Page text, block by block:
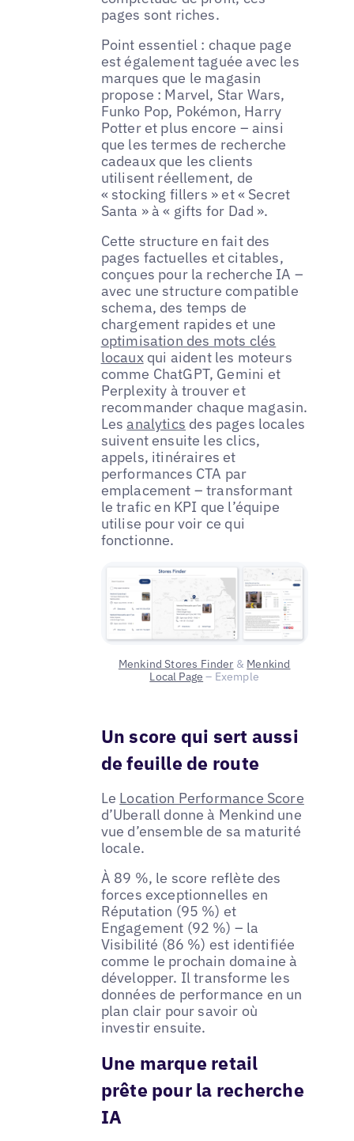
pages sont riches.
Point essentiel : chaque page
est également taguée avec les
marques que le magasin
propose : Marvel, Star Wars,
Funko Pop, Pokémon, Harry
Potter et plus encore – ainsi
que les termes de recherche
cadeaux que les clients
utilisent réellement, de
« stocking fillers » et « Secret
Santa » à « gifts for Dad ».
Cette structure en fait des
pages factuelles et citables,
conçues pour la recherche IA –
avec une structure compatible
schema, des temps de
chargement rapides et une
optimisation des mots clés
locauxqui aident les moteurs
comme ChatGPT, Gemini et
Perplexity à trouver et
recommander chaque magasin.
Lesanalytics des pages locales
suivent ensuite les clics,
appels, itinéraires et
performances CTA par
emplacement – transformant
le trafic en KPI que l’équipe
utilise pour voir ce qui
fonctionne.
Menkind Stores Finder & Menkind
Local Page – Exemple
Un score qui sert aussi
de feuille de route
Le Location Performance Score
d’Uberall donne à Menkind une
vue d’ensemble de sa maturité
locale.
À 89 %, le score reflète des
forces exceptionnelles en
Réputation (95 %) et
Engagement (92 %) – la
Visibilité (86 %) est identifiée
comme le prochain domaine à
développer. Il transforme les
données de performance en un
plan clair pour savoir où
investir ensuite.
Une marque retail
prête pour la recherche
IA